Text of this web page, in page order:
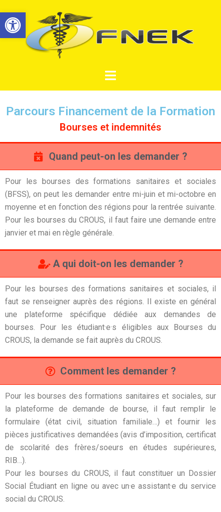
Ouvrir la barre d’outils
Parcours Financement de la Formation
Bourses et indemnités
Quand peut-on les demander ?
Pour les bourses des formations sanitaires et sociales
(BFSS), on peut les demander entre mi-juin et mi-octobre en
moyenne et en fonction des régions pour la rentrée suivante.
Pour les bourses du CROUS, il faut faire une demande entre
janvier et mai en règle générale.
A qui doit-on les demander ?
Pour les bourses des formations sanitaires et sociales, il
faut se renseigner auprès des régions. Il existe en général
une plateforme spécifique dédiée aux demandes de
bourses. Pour les étudiant·e·s éligibles aux Bourses du
CROUS, la demande se fait auprès du CROUS.
Comment les demander ?
Pour les bourses des formations sanitaires et sociales, sur
la plateforme de demande de bourse, il faut remplir le
formulaire (état civil, situation familiale…) et fournir les
pièces justificatives demandées (avis d’imposition, certificat
de scolarité des frères/soeurs en études supérieures,
RIB…).
Pour les bourses du CROUS, il faut constituer un Dossier
Social Étudiant en ligne ou avec un·e assistant·e du service
social du CROUS.